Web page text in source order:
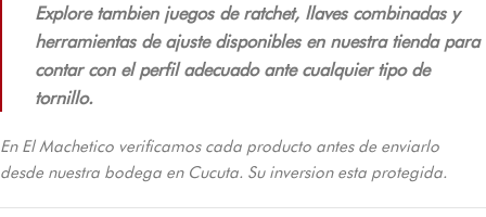
Explore tambien juegos de ratchet, llaves combinadas y
herramientas de ajuste disponibles en nuestra tienda para
contar con el perfil adecuado ante cualquier tipo de
tornillo.
En El Machetico verificamos cada producto antes de enviarlo
desde nuestra bodega en Cucuta. Su inversion esta protegida.